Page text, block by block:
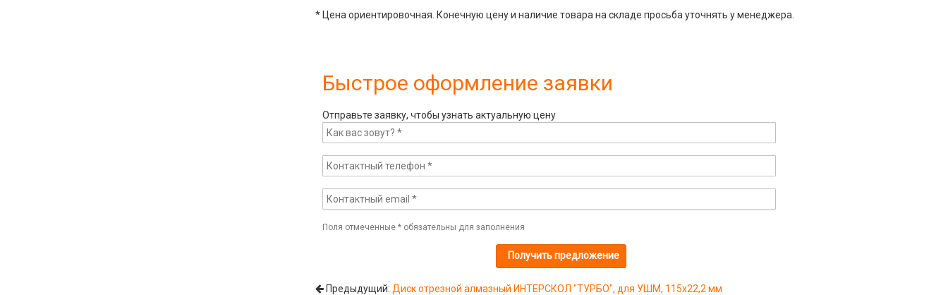
* Цена ориентировочная. Конечную цену и наличие товара на складе просьба уточнять у менеджера.
Быстрое оформление заявки
Отправьте заявку, чтобы узнать актуальную цену
Поля отмеченные *обязательны для заполнения
Предыдущий: Диск отрезной алмазный ИНТЕРСКОЛ "ТУРБО", для УШМ, 115х22,2 мм